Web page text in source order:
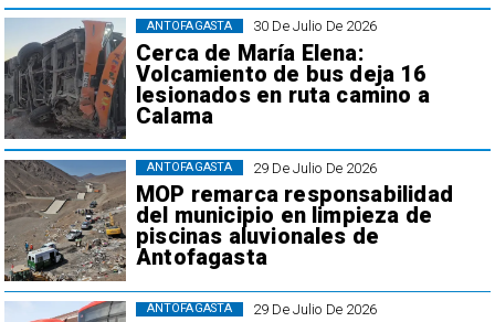
30 De Julio De 2026
Cerca de María Elena:
Volcamiento de bus deja 16
lesionados en ruta camino a
Calama
ANTOFAGASTA
29 De Julio De 2026
MOP remarca responsabilidad
del municipio en limpieza de
piscinas aluvionales de
Antofagasta
ANTOFAGASTA
29 De Julio De 2026
ANTOFAGASTA